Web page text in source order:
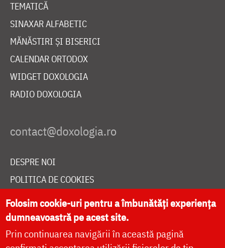
TEMATICĂ
SINAXAR ALFABETIC
MĂNĂSTIRI ȘI BISERICI
CALENDAR ORTODOX
WIDGET DOXOLOGIA
RADIO DOXOLOGIA
DESPRE NOI
POLITICA DE COOKIES
DONEAZĂ ONLINE PENTRU CATEDRALA NAȚIONALĂ
LIVE
Folosim cookie-uri pentru a îmbunătăți experiența
dumneavoastră pe acest site.
Prin continuarea navigării în această pagină